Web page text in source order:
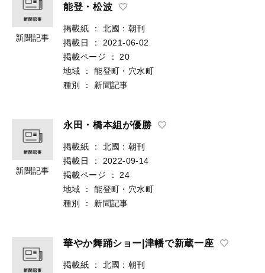
新聞記事
能登・松波
掲載紙 ：
北國：朝刊
掲載日
：
2021-06-02
掲載ページ
：
20
地域
：
能登町・穴水町
種別
： 新聞記事
新聞記事
永田・橋本組が優勝
掲載紙 ：
北國：朝刊
掲載日
：
2022-09-14
掲載ページ
：
24
地域
：
能登町・穴水町
種別
： 新聞記事
華やか舞踊ショー|津幡で新蔵一座
掲載紙 ：
北國：朝刊